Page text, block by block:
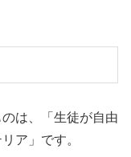
は、「生徒が自由
ア」です。